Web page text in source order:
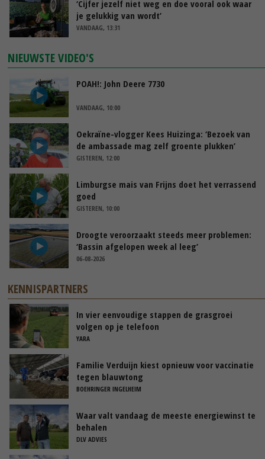
‘Cijfer jezelf niet weg en doe vooral ook waar
je gelukkig van wordt’
VANDAAG, 13:31
NIEUWSTE VIDEO'S
POAH!: John Deere 7730
VANDAAG, 10:00
Oekraïne-vlogger Kees Huizinga: ‘Bezoek van
de ambassade mag zelf groente plukken’
GISTEREN, 12:00
Limburgse mais van Frijns doet het verrassend
goed
GISTEREN, 10:00
Droogte veroorzaakt steeds meer problemen:
‘Bassin afgelopen week al leeg’
06-08-2026
KENNISPARTNERS
In vier eenvoudige stappen de grasgroei
volgen op je telefoon
YARA
Familie Verduijn kiest opnieuw voor vaccinatie
tegen blauwtong
BOEHRINGER INGELHEIM
Waar valt vandaag de meeste energiewinst te
behalen
DLV ADVIES